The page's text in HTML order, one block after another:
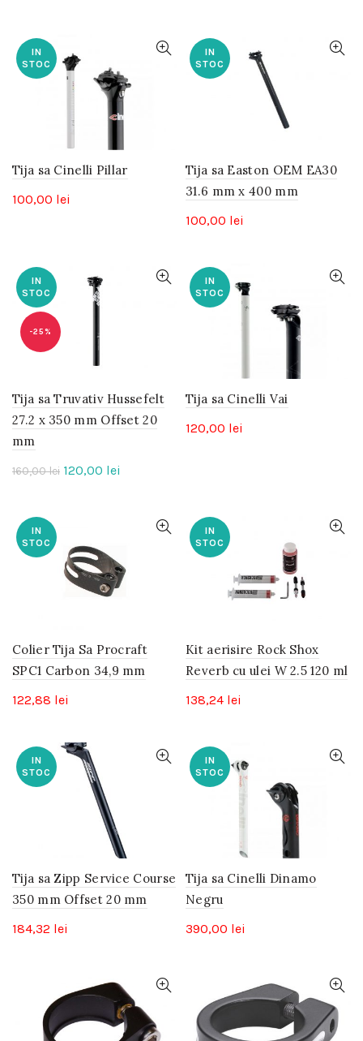
IN
STOC
Tija sa Cinelli Pillar
100,00 lei
IN
STOC
Tija sa Easton OEM EA30
31.6 mm x 400 mm
100,00 lei
-25%
IN
STOC
Tija sa Truvativ Hussefelt
27.2 x 350 mm Offset 20
mm
160,00lei Prețul
160,00 lei.
120,00 lei
120,00 lei.
IN
STOC
Tija sa Cinelli Vai
120,00 lei
IN
STOC
Colier Tija Sa Procraft
SPC1 Carbon 34,9 mm
122,88 lei
IN
STOC
Kit aerisire Rock Shox
Reverb cu ulei W 2.5 120 ml
138,24 lei
IN
STOC
Tija sa Zipp Service Course
350 mm Offset 20 mm
184,32 lei
IN
STOC
Tija sa Cinelli Dinamo
Negru
390,00 lei